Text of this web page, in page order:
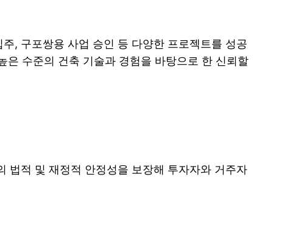
, 구포쌍용 사업 승인 등 다양한 프로젝트를 성공
은 수준의 건축 기술과 경험을 바탕으로 한 신뢰할
법적 및 재정적 안정성을 보장해 투자자와 거주자